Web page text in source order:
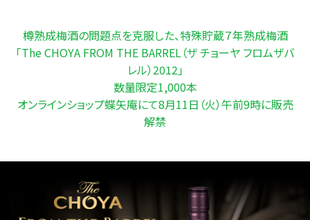
樽熟成梅酒の問題点を克服した、特殊貯蔵７年熟成梅酒
「The CHOYA FROM THE BARREL（ザ チョーヤ フロムザバ
レル）2012」
数量限定1,000本
オンラインショップ蝶矢庵にて8月11日（火）午前9時に販売
解禁